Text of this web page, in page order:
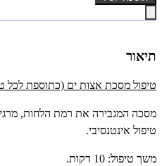
תיאור
טיפול מסכת אצות ים (כתוספת לכל
מסכה המגבירה את רמת הלחות,
טיפול אינטנסיבי.
משך טיפול: 10 דקות.